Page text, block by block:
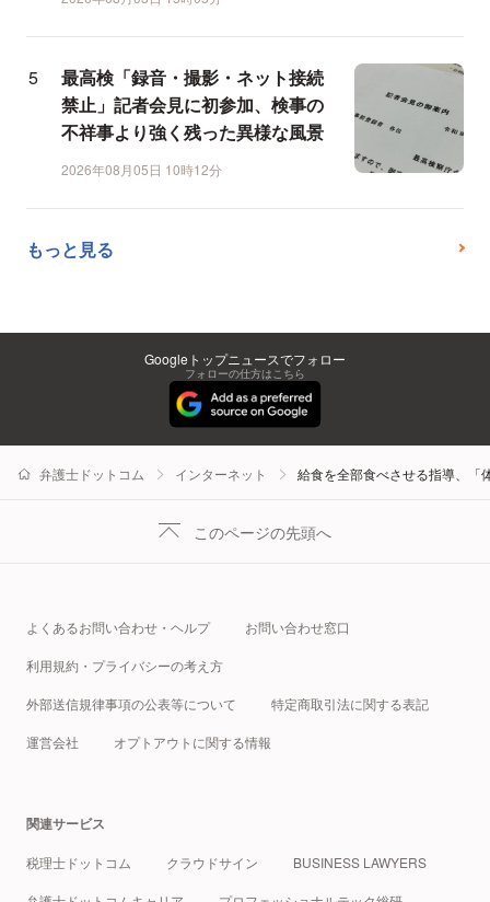
最高検「録音・撮影・ネット接続
禁止」記者会見に初参加、検事の
不祥事より強く残った異様な風景
2026年08月05日 10時12分
もっと見る
Googleトップニュースでフォロー
フォローの仕方はこちら
弁護士ドットコム インターネット 給食を全部食べさせる指導、「
このページの先頭へ
よくあるお問い合わせ・ヘルプ お問い合わせ窓口
利用規約・プライバシーの考え方
外部送信規律事項の公表等について 特定商取引法に関する表記
運営会社 オプトアウトに関する情報
関連サービス
税理士ドットコム クラウドサイン BUSINESS LAWYERS